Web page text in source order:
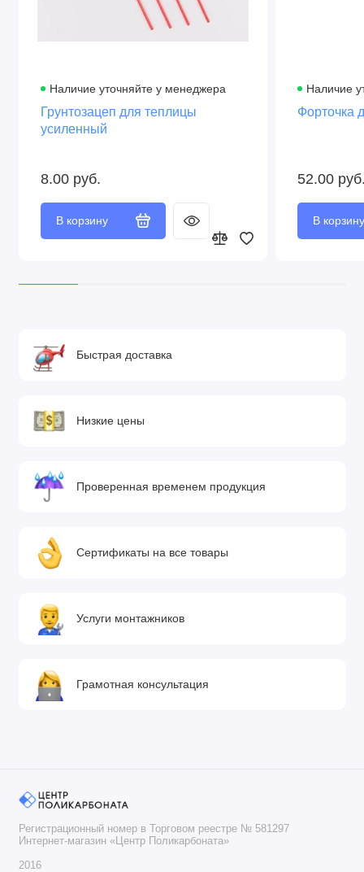
Наличие уточняйте у менеджера
Грунтозацеп для теплицы
усиленный
8.00 руб.
В корзину
Наличие
Форточка
52.00
В корзину
Быстрая доставка
Низкие цены
Проверенная временем продукция
Сертификаты на все товары
Услуги монтажников
Грамотная консультация
Регистрационный номер в Торговом реестре № 581297
Интернет-магазин «Центр Поликарбоната»
2016